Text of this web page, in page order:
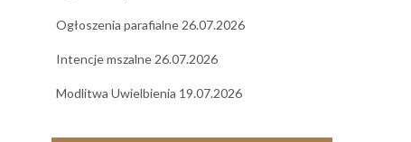
Ogłoszenia parafialne 26.07.2026
Intencje mszalne 26.07.2026
Modlitwa Uwielbienia 19.07.2026